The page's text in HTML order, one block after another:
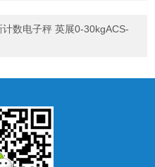
数电子秤 英展0-30kgACS-